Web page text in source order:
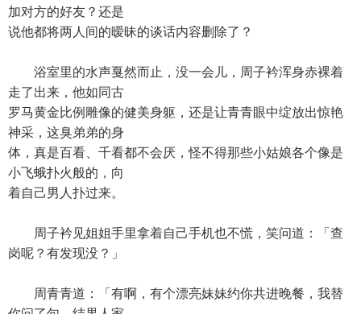
加对方的好友？还是
说他都将两人间的暧昧的谈话内容删除了？
浴室里的水声戛然而止，没一会儿，周子衿浑身赤裸着
走了出来，他如同古
罗马黄金比例雕像的健美身躯，还是让青青眼中绽放出惊艳
神采，这臭弟弟的身
体，真是百看、千看都不会厌，怪不得那些小姑娘各个像是
小飞蛾扑火般的，向
着自己男人扑过来。
周子衿见姐姐手里拿着自己手机也不慌，笑问道：「查
岗呢？有发现没？」
周青青道：「有啊，有个漂亮妹妹约你共进晚餐，我替